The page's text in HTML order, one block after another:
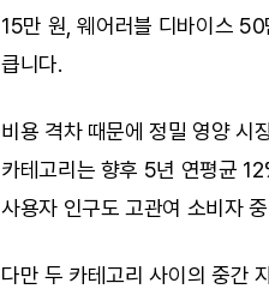
15만 원, 웨어러블 디바이스
큽니다.
비용 격차 때문에 정밀 영양 시
카테고리는 향후 5년 연평균
사용자 인구도 고관여 소비자
다만 두 카테고리 사이의 중간